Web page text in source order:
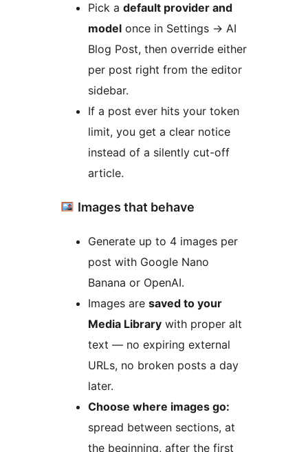
Pick a default provider and
model once in Settings → AI
Blog Post, then override either
per post right from the editor
sidebar.
If a post ever hits your token
limit, you get a clear notice
instead of a silently cut-off
article.
Images that behave
Generate up to 4 images per
post with Google Nano
Banana or OpenAI.
Images are saved to your
Media Library with proper alt
text — no expiring external
URLs, no broken posts a day
later.
Choose where images go:
spread between sections, at
the beginning, after the first